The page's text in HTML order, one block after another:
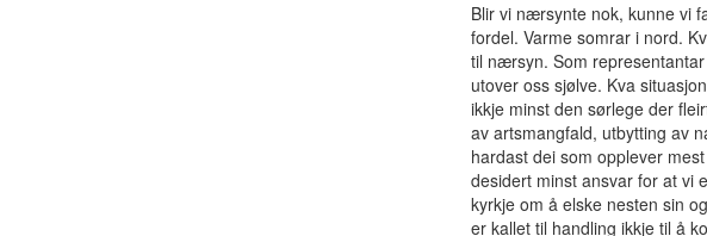
Blir vi nærsynte nok, kunne vi
fordel. Varme somrar i nord.
til nærsyn. Som
utover oss sjølve. Kva
ikkje minst den sørlege der
av artsmangfald, utbytting av
hardast dei som opplever
desidert minst ansvar for at vi
kyrkje om å elske nesten sin
er kallet til handling ikkje til å